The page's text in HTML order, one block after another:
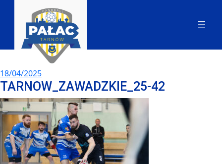
18/04/2025
TARNOW_ZAWADZKIE_25-42